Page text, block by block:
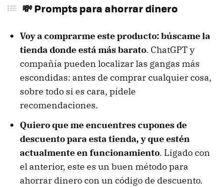
💸 Prompts para ahorrar dinero
Voy a comprarme este producto: búscame la
tienda donde está más barato. ChatGPT y
compañía pueden localizar las gangas más
escondidas: antes de comprar cualquier cosa,
sobre todo si es cara, pídele
recomendaciones.
Quiero que me encuentres cupones de
descuento para esta tienda, y que estén
actualmente en funcionamiento. Ligado con
el anterior, este es un buen método para
ahorrar dinero con un código de descuento.